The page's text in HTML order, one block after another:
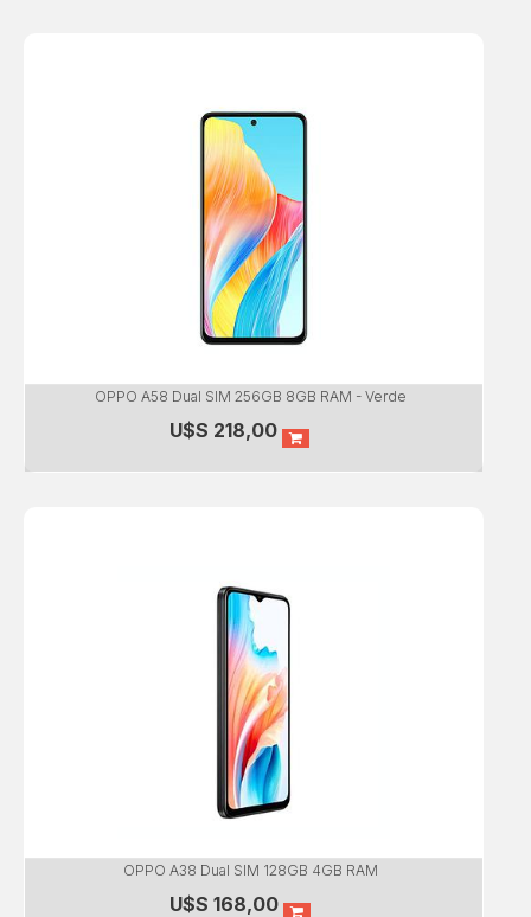
OPPO A58 Dual SIM 256GB 8GB RAM - Verde
U$S 218,00
OPPO A38 Dual SIM 128GB 4GB RAM
U$S 168,00